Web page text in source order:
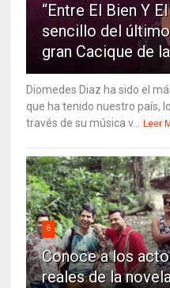
“Entre El Bien Y
sencillo del
gran Cacique de
Diomedes Diaz ha sido el
que ha tenido nuestro país,
través de su música v... Leer
6
Conoce a los
reales de la